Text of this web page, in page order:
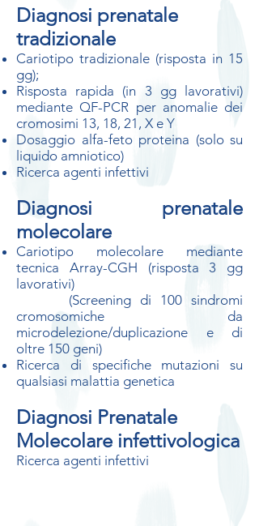
Diagnosi prenatale
tradizionale
Cariotipo tradizionale (risposta in 15
gg);
Risposta rapida (in 3 gg lavorativi)
mediante QF-PCR per anomalie dei
cromosimi 13, 18, 21, X e Y
Dosaggio alfa-feto proteina (solo su
liquido amniotico)
Ricerca agenti infettivi
Diagnosi prenatale
molecolare
Cariotipo molecolare mediante
tecnica Array-CGH (risposta 3 gg
lavorativi)
(Screening di 100 sindromi
cromosomiche da
microdelezione/duplicazione e di
oltre 150 geni)
Ricerca di specifiche mutazioni su
qualsiasi malattia genetica
Diagnosi Prenatale
Molecolare infettivologica
Ricerca agenti infettivi